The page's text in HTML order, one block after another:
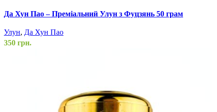
Да Хун Пао – Преміальний Улун з Фуцзянь 50 грам
Улун, Да Хун Пао
350 грн.